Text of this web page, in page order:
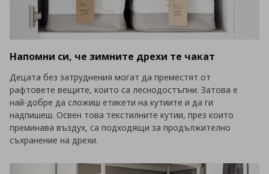
Напомни си, че зимните дрехи те чакат
Децата без затруднения могат да преместят от
рафтовете вещите, които са леснодостъпни. Затова е
най-добре да сложиш етикети на кутиите и да ги
надпишеш. Освен това текстилните кутии, през които
преминава въздух, са подходящи за продължително
съхранение на дрехи.